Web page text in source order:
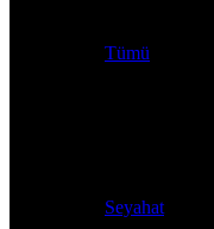
Tümü
Seyahat